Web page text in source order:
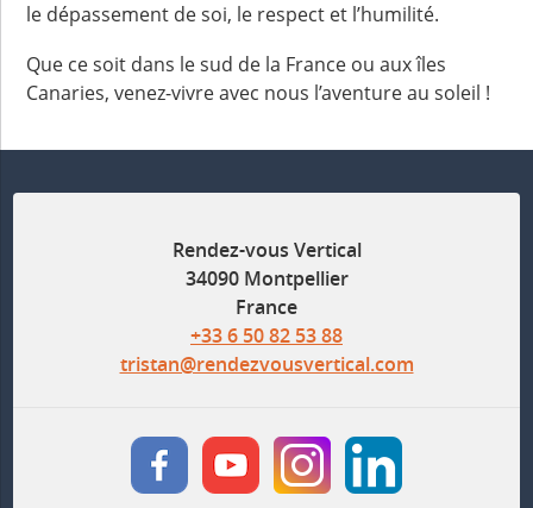
le dépassement de soi, le respect et l’humilité.
Que ce soit dans le sud de la France ou aux îles
Canaries, venez-vivre avec nous l’aventure au soleil !
Rendez-vous Vertical
34090 Montpellier
France
+33 6 50 82 53 88
tristan@rendezvousvertical.com